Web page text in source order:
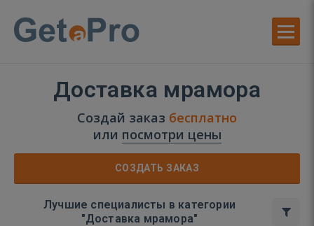
Доставка мрамора
Создай заказ бесплатно
или посмотри цены
СОЗДАТЬ ЗАКАЗ
Лучшие специалисты в категории
"Доставка мрамора"